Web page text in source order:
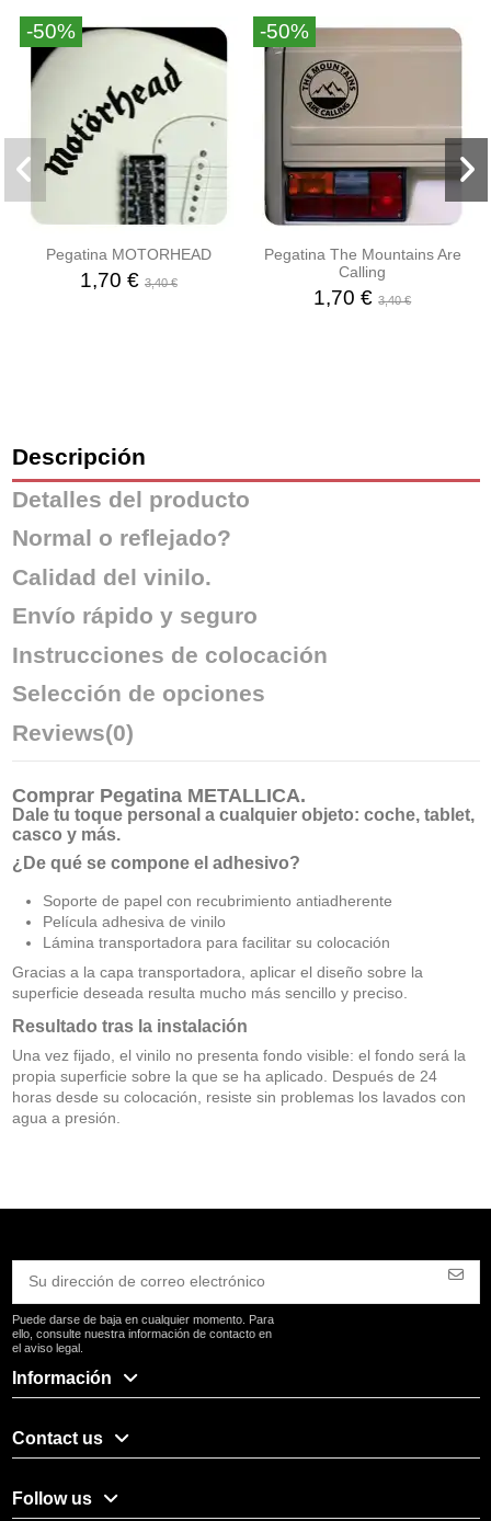
-50%
Pegatina MOTORHEAD
1,70 € 3,40 €
-50%
Pegatina The Mountains Are
Calling
1,70 €3,40 €
Descripción
Detalles del producto
Normal o reflejado?
Calidad del vinilo.
Envío rápido y seguro
Instrucciones de colocación
Selección de opciones
Reviews(0)
Comprar Pegatina METALLICA.
Dale tu toque personal a cualquier objeto: coche, tablet,
casco y más.
¿De qué se compone el adhesivo?
Soporte de papel con recubrimiento antiadherente
Película adhesiva de vinilo
Lámina transportadora para facilitar su colocación
Gracias a la capa transportadora, aplicar el diseño sobre la
superficie deseada resulta mucho más sencillo y preciso.
Resultado tras la instalación
Una vez fijado, el vinilo no presenta fondo visible: el fondo será la
propia superficie sobre la que se ha aplicado. Después de 24
horas desde su colocación, resiste sin problemas los lavados con
agua a presión.
Puede darse de baja en cualquier momento. Para
ello, consulte nuestra información de contacto en
el aviso legal.
Información
Contact us
Follow us